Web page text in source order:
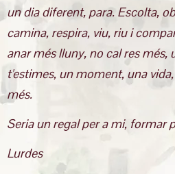
un dia diferent, para. Escolta,
camina, respira, viu, riu i
anar més lluny, no cal res més,
t'estimes, un moment, una
més.
Seria un regal per a mi, formar
Lurdes